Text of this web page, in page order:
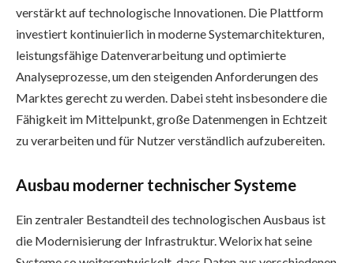
verstärkt auf technologische Innovationen. Die Plattform
investiert kontinuierlich in moderne Systemarchitekturen,
leistungsfähige Datenverarbeitung und optimierte
Analyseprozesse, um den steigenden Anforderungen des
Marktes gerecht zu werden. Dabei steht insbesondere die
Fähigkeit im Mittelpunkt, große Datenmengen in Echtzeit
zu verarbeiten und für Nutzer verständlich aufzubereiten.
Ausbau moderner technischer Systeme
Ein zentraler Bestandteil des technologischen Ausbaus ist
die Modernisierung der Infrastruktur. Welorix hat seine